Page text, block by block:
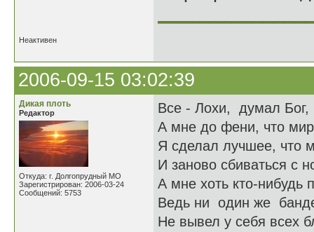
Неактивен
2006-09-15 03:02:39
Дикая плоть
Редактор
Откуда: г. Долгопрудный МО
Зарегистрирован: 2006-03-24
Сообщений: 5753
Все - Лохи, думал
А мне до фени, что
Я сделал лучшее, что
И заново сбиваться с
А мне хоть кто-нибудь
Ведь ни один же
Не вывел у себя всех